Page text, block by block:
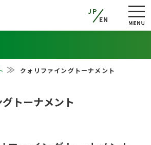
JP
EN
クォリファイングトーナメント
トーナメント